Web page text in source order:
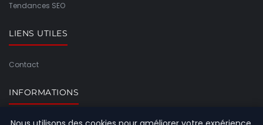
Tendances SEO
LIENS UTILES
Contact
INFORMATIONS